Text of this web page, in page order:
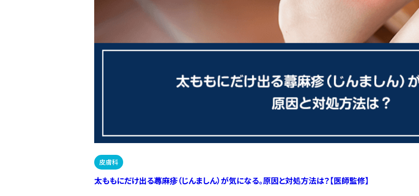
皮膚科
太ももにだけ出る蕁麻疹（じんましん）が気になる。原因と対処方法は？【医師監修】